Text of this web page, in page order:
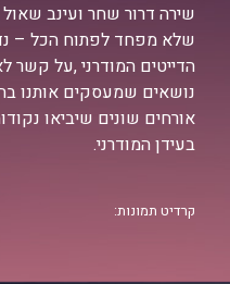
שירה דרור שחר ועינב
שלא מפחד לפתוח הכל –
הדייטים המודרני ,על קשר
נושאים שמעסקים אותנו
אורחים שונים שיביאו
בעידן המודרני.
קרדיט תמונות: